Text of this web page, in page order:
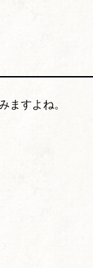
すよね。